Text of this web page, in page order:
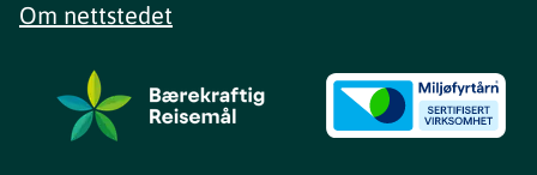
Om nettstedet